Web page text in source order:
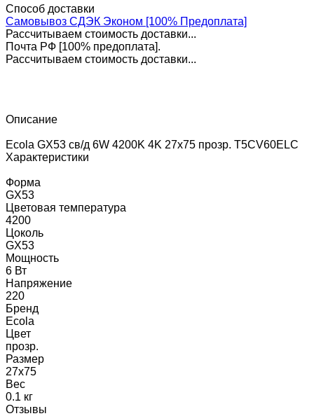
Способ доставки
Самовывоз СДЭК Эконом [100% Предоплата]
Рассчитываем стоимость доставки...
Почта РФ [100% предоплата].
Рассчитываем стоимость доставки...
Описание
Ecola GX53 св/д 6W 4200K 4K 27x75 прозр. T5CV60ELC
Характеристики
Форма
GX53
Цветовая температура
4200
Цоколь
GX53
Мощность
6 Вт
Напряжение
220
Бренд
Ecola
Цвет
прозр.
Размер
27x75
Вес
0.1 кг
Отзывы